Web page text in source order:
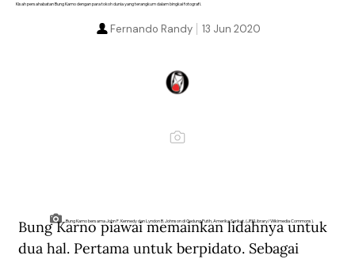
Kisah persahabatan Bung Karno dengan para tokoh dunia yang terangkum dalam bingkai fotografi.
13 Jun 2020
Fernando Randy
Bung Karno bersama John F. Kennedy dan Lyndon B. Johnson di Gedung Putih, Amerika Serikat. (JFKLibrary/Wikimedia Commons).
Bung Karno piawai memainkan lidahnya untuk
dua hal. Pertama untuk berpidato. Sebagai